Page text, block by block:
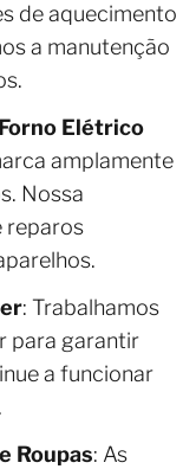
de aquecimento
a manutenção
Elétrico
amplamente
Nossa
reparos
: Trabalhamos
para garantir
a funcionar
Roupas: As